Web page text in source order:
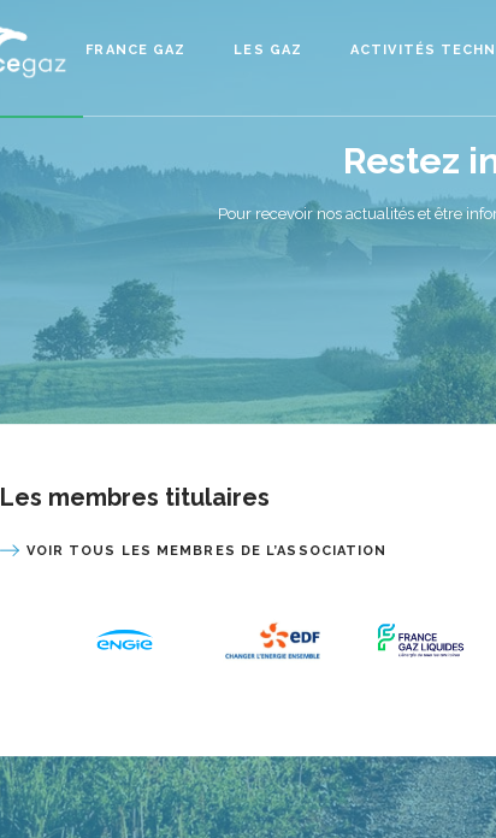
FRANCE GAZ LES GAZ ACTIVITÉS
Restez
Pour recevoir nos actualités et être
Les membres titulaires
VOIR TOUS LES MEMBRES DE L’ASSOCIATION